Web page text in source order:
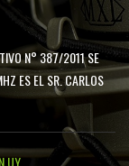
N° 387/2011 SE
ES EL SR. CARLOS